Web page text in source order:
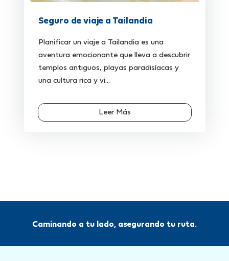
Seguro de viaje a Tailandia
Planificar un viaje a Tailandia es una
aventura emocionante que lleva a descubrir
templos antiguos, playas paradisíacas y
una cultura rica y vi...
Leer Más
Caminando a tu lado, asegurando tu ruta.